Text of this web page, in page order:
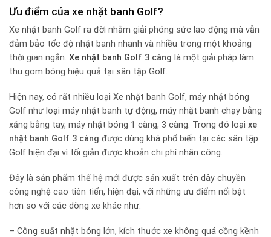
Ưu điểm của xe nhặt banh Golf?
Xe nhặt banh Golf ra đời nhằm giải phóng sức lao động mà vẫn
đảm bảo tốc độ nhặt banh nhanh và nhiều trong một khoảng
thời gian ngắn. Xe nhặt banh Golf 3 càng là một giải pháp làm
thu gom bóng hiệu quả tại sân tập Golf.
Hiện nay, có rất nhiều loại Xe nhặt banh Golf, máy nhặt bóng
Golf như loại máy nhặt banh tự động, máy nhặt banh chạy bằng
xăng bằng tay, máy nhặt bóng 1 càng, 3 càng. Trong đó loại xe
nhặt banh Golf 3 càng được dùng khá phổ biến tại các sân tập
Golf hiện đại vì tối giản được khoản chi phí nhân công.
Đây là sản phẩm thế hệ mới được sản xuất trên dây chuyền
công nghệ cao tiên tiến, hiện đại, với những ưu điểm nổi bật
hơn so với các dòng xe khác như:
– Công suất nhặt bóng lớn, kích thước xe không quá cồng kềnh